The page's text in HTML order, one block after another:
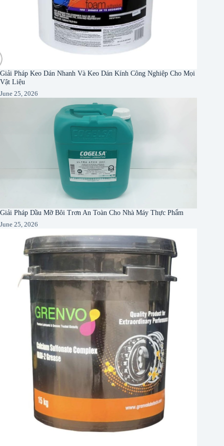
Giải Pháp Keo Dán Nhanh Và Keo Dán Kính Công Nghiệp Cho Mọi
Vật Liệu
June 25, 2026
Giải Pháp Dầu Mỡ Bôi Trơn An Toàn Cho Nhà Máy Thực Phẩm
June 25, 2026